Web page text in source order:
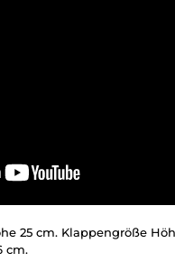
25 cm. Klappengröße
cm.